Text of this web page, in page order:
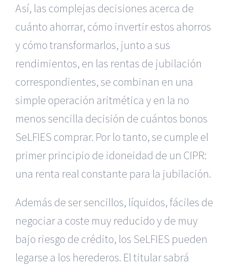
Así, las complejas decisiones acerca de
cuánto ahorrar, cómo invertir estos ahorros
y cómo transformarlos, junto a sus
rendimientos, en las rentas de jubilación
correspondientes, se combinan en una
simple operación aritmética y en la no
menos sencilla decisión de cuántos bonos
SeLFIES comprar. Por lo tanto, se cumple el
primer principio de idoneidad de un CIPR:
una renta real constante para la jubilación.
Además de ser sencillos, líquidos, fáciles de
negociar a coste muy reducido y de muy
bajo riesgo de crédito, los SeLFIES pueden
legarse a los herederos. El titular sabrá